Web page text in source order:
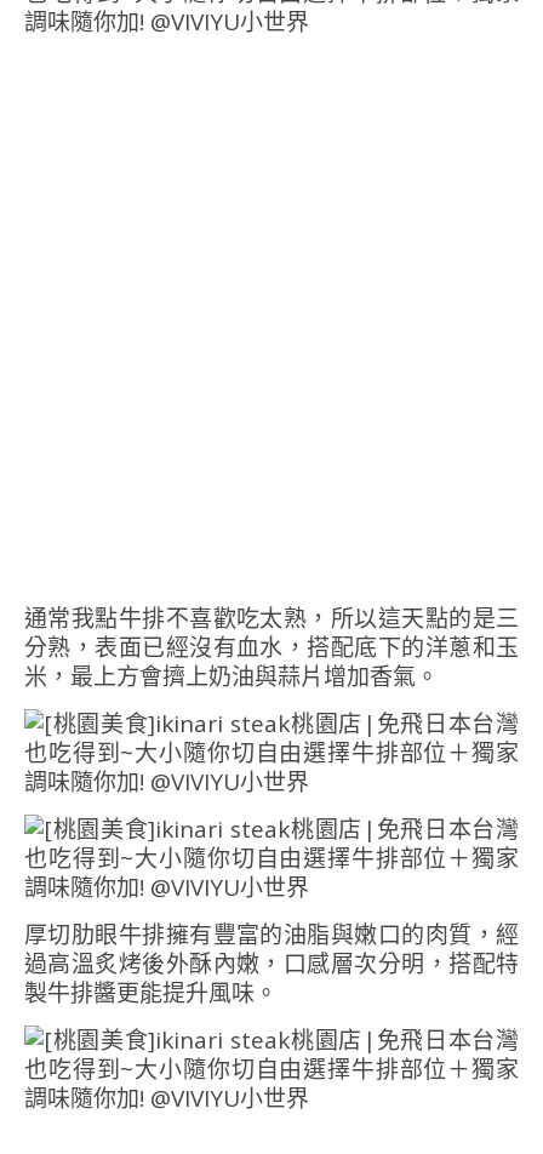
通常我點牛排不喜歡吃太熟，所以這天點的是三
分熟，表面已經沒有血水，搭配底下的洋蔥和玉
米，最上方會擠上奶油與蒜片增加香氣。
厚切肋眼牛排擁有豐富的油脂與嫩口的肉質，經
過高溫炙烤後外酥內嫩，口感層次分明，搭配特
製牛排醬更能提升風味。